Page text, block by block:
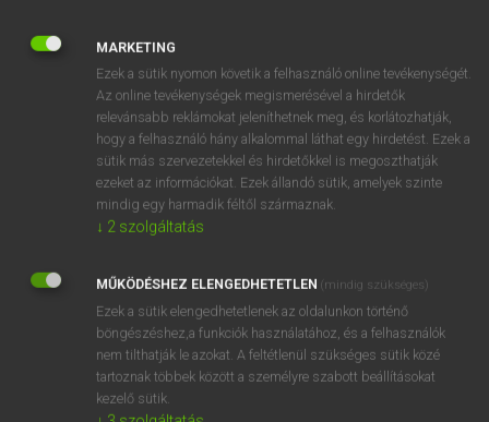
SZOTAR.NET APPLIKÁCIÓ
MICROSOFT OFFICE BŐVÍTMÉNY
BEÉPÜLŐ SZÓTÁRMODUL
ONLINE NYELVVIZSGA
EGYÉNI FELHASZNÁLÓKNAK
TANULÓKNAK
OKTATÁSI INTÉZMÉNYEKNEK
VÁLLALATI MEGOLDÁSOK
MARKETING
Ezek a sütik nyomon követik a felhasználó online tevékenységét.
Az online tevékenységek megismerésével a hirdetők
relevánsabb reklámokat jeleníthetnek meg, és korlátozhatják,
hogy a felhasználó hány alkalommal láthat egy hirdetést. Ezek a
sütik más szervezetekkel és hirdetőkkel is megoszthatják
ezeket az információkat. Ezek állandó sütik, amelyek szinte
mindig egy harmadik féltől származnak.
↓ 2 szolgáltatás
MŰKÖDÉSHEZ ELENGEDHETETLEN (mindig szükséges)
Ezek a sütik elengedhetetlenek az oldalunkon történő
böngészéshez,a funkciók használatához, és a felhasználók
nem tilthatják le azokat. A feltétlenül szükséges sütik közé
tartoznak többek között a személyre szabott beállításokat
kezelő sütik.